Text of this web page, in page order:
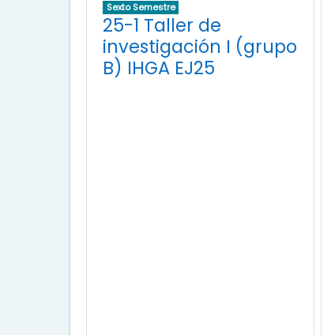
Sexto Semestre
25-1 Taller de
investigación I (grupo
B) IHGA EJ25